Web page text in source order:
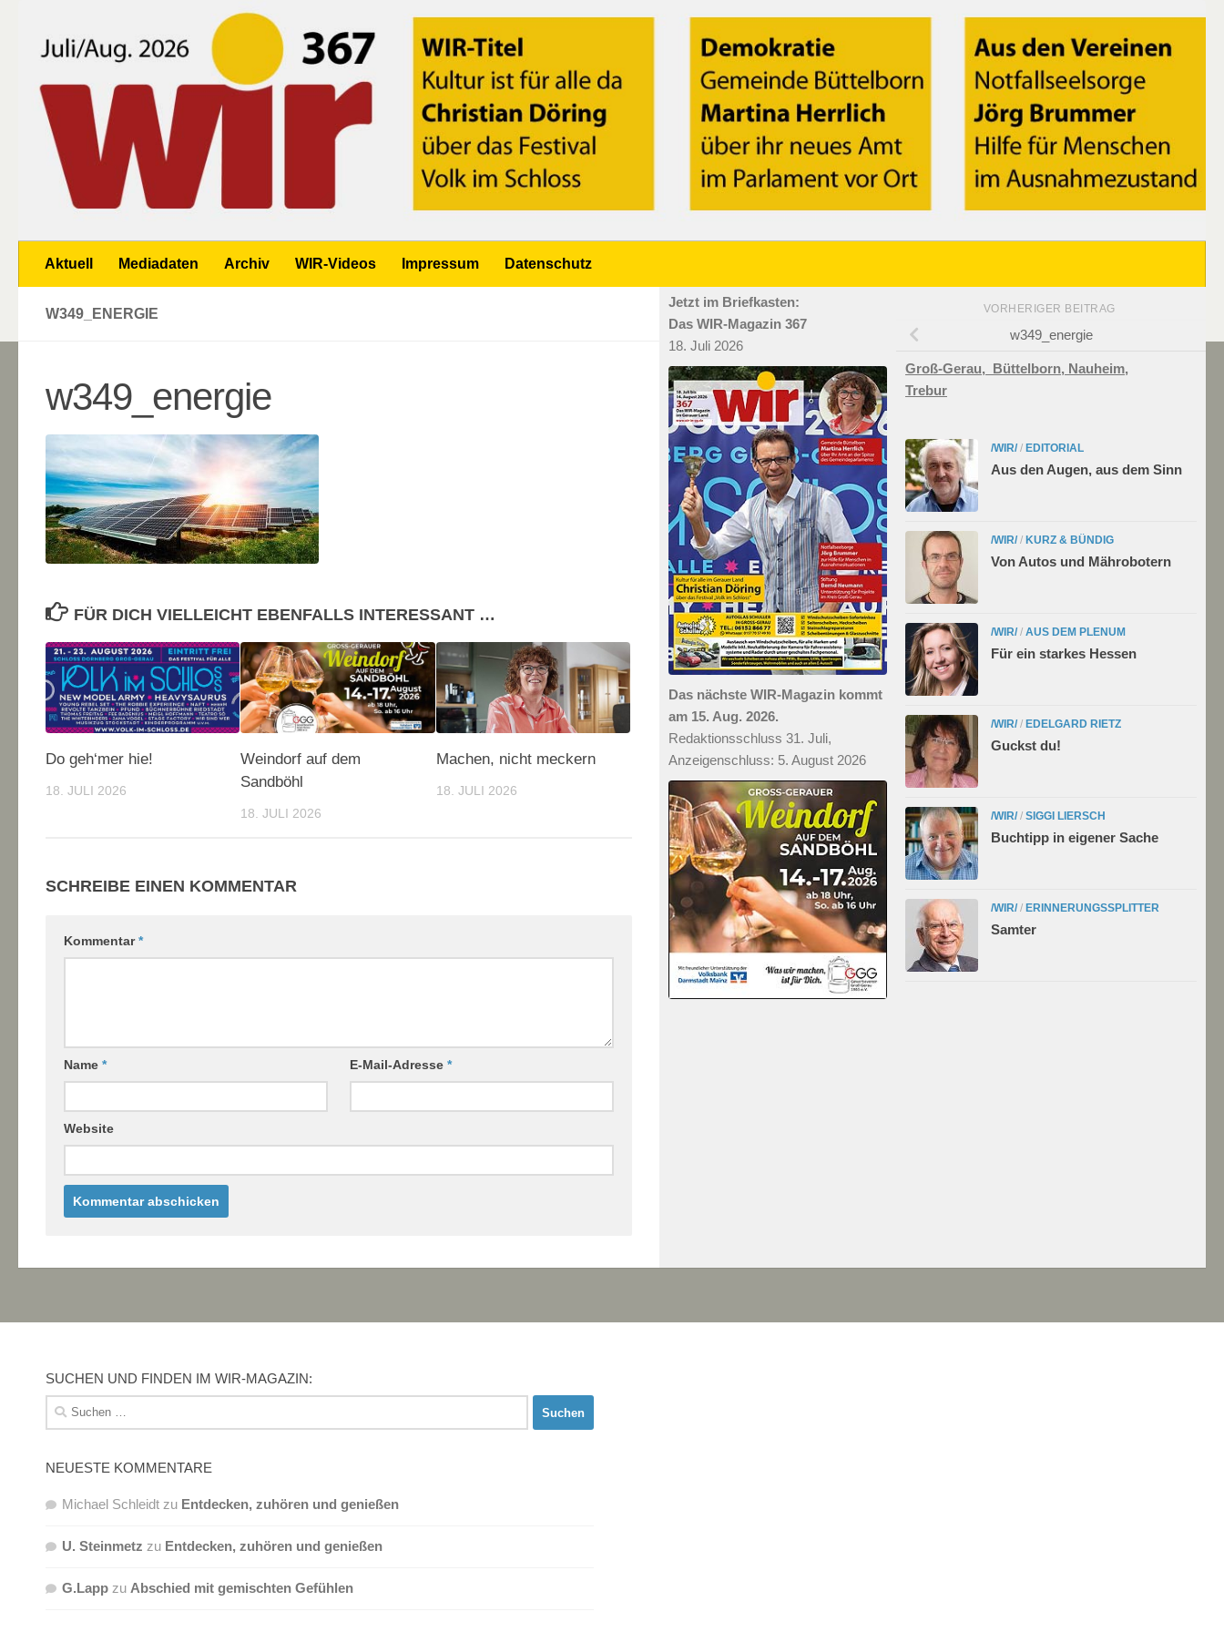
Aktuell Mediadaten Archiv WIR-Videos Impressum Datenschutz
W349_ENERGIE
w349_energie
FÜR DICH VIELLEICHT EBENFALLS INTERESSANT …
Do geh‘mer hie!
18. JULI 2026
Weindorf auf dem
Sandböhl
18. JULI 2026
Machen, nicht meckern
18. JULI 2026
SCHREIBE EINEN KOMMENTAR
Kommentar*
Name * E-Mail-Adresse*
Website
VORHERIGER BEITRAG
w349_energie
Groß-Gerau, Büttelborn, Nauheim,
Trebur
/WIR/ / EDITORIAL
Aus den Augen, aus dem Sinn
/WIR/ / KURZ & BÜNDIG
Von Autos und Mährobotern
/WIR/ / AUS DEM PLENUM
Für ein starkes Hessen
/WIR/ / EDELGARD RIETZ
Guckst du!
/WIR/ / SIGGI LIERSCH
Buchtipp in eigener Sache
/WIR/ / ERINNERUNGSSPLITTER
Samter
Jetzt im Briefkasten:
Das WIR-Magazin 367
18. Juli 2026
Das nächste WIR-Magazin kommt
am 15. Aug. 2026.
Redaktionsschluss 31. Juli,
Anzeigenschluss: 5. August 2026
SUCHEN UND FINDEN IM WIR-MAGAZIN:
Suchen
nach:
NEUESTE KOMMENTARE
Michael Schleidt zu Entdecken, zuhören und genießen
U. Steinmetz zu Entdecken, zuhören und genießen
G.Lapp zu Abschied mit gemischten Gefühlen